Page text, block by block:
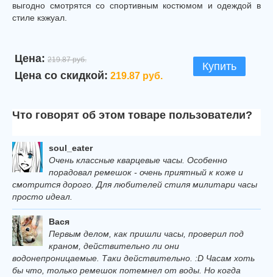
выгодно смотрятся со спортивным костюмом и одеждой в
стиле кэжуал.
Цена: 219.87 руб.
Цена со скидкой: 219.87 руб.
Купить
Что говорят об этом товаре пользователи?
soul_eater
Очень классные кварцевые часы. Особенно
порадовал ремешок - очень приятный к коже и
смотрится дорого. Для любителей стиля милитари часы
просто идеал.
Вася
Первым делом, как пришли часы, проверил под
краном, действительно ли они
водонепроницаемые. Таки действительно. :D Часам хоть
бы что, только ремешок потемнел от воды. Но когда